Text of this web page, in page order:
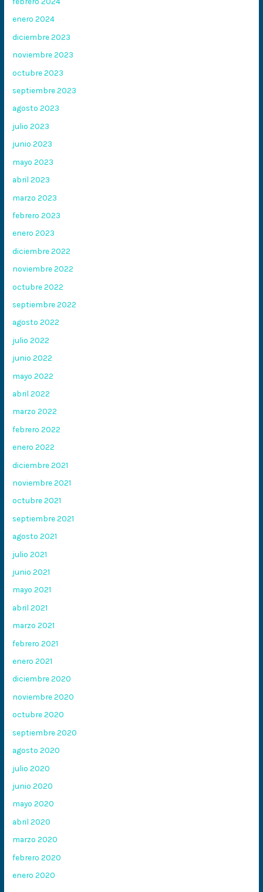
enero 2024
diciembre 2023
noviembre 2023
octubre 2023
septiembre 2023
agosto 2023
julio 2023
junio 2023
mayo 2023
abril 2023
marzo 2023
febrero 2023
enero 2023
diciembre 2022
noviembre 2022
octubre 2022
septiembre 2022
agosto 2022
julio 2022
junio 2022
mayo 2022
abril 2022
marzo 2022
febrero 2022
enero 2022
diciembre 2021
noviembre 2021
octubre 2021
septiembre 2021
agosto 2021
julio 2021
junio 2021
mayo 2021
abril 2021
marzo 2021
febrero 2021
enero 2021
diciembre 2020
noviembre 2020
octubre 2020
septiembre 2020
agosto 2020
julio 2020
junio 2020
mayo 2020
abril 2020
marzo 2020
febrero 2020
enero 2020